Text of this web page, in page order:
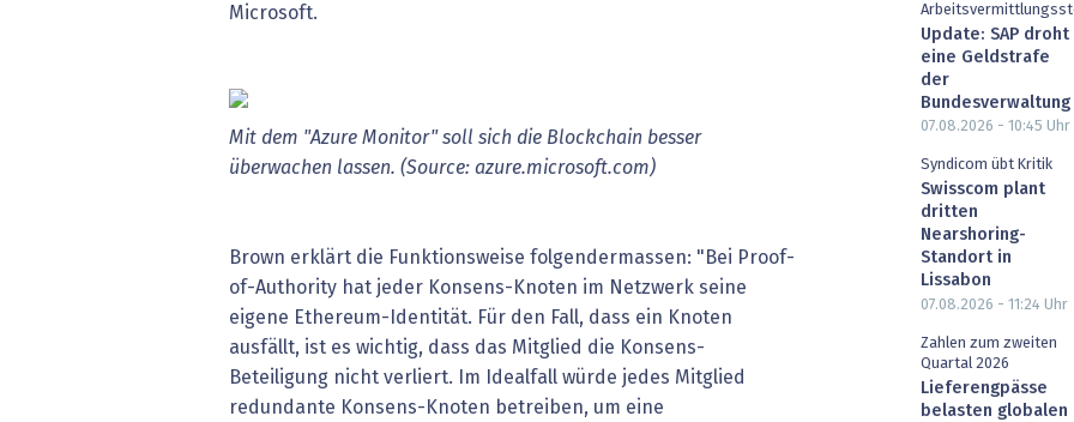
Microsoft.
Mit dem "Azure Monitor" soll sich die Blockchain besser
überwachen lassen. (Source: azure.microsoft.com)
Brown erklärt die Funktionsweise folgendermassen: "Bei Proof-
of-Authority hat jeder Konsens-Knoten im Netzwerk seine
eigene Ethereum-Identität. Für den Fall, dass ein Knoten
ausfällt, ist es wichtig, dass das Mitglied die Konsens-
Beteiligung nicht verliert. Im Idealfall würde jedes Mitglied
redundante Konsens-Knoten betreiben, um eine
Update: SAP droht
eine Geldstrafe
der
Bundesverwaltung
07.08.2026 - 10:45 Uhr
Syndicom übt Kritik
Swisscom plant
dritten
Nearshoring-
Standort in
Lissabon
07.08.2026 - 11:24 Uhr
Zahlen zum zweiten
Quartal 2026
Lieferengpässe
belasten globalen